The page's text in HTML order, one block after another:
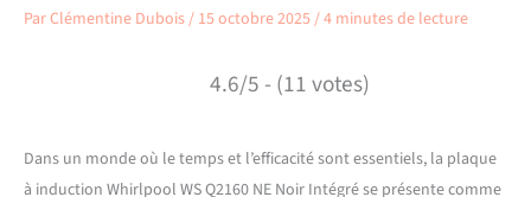
ParClémentine Dubois/ 15 octobre 2025/4 minutes de lecture
4.6/5 - (11 votes)
Dans un monde où le temps et l’efficacité sont essentiels, la plaque
à induction Whirlpool WS Q2160 NE Noir Intégré se présente comme